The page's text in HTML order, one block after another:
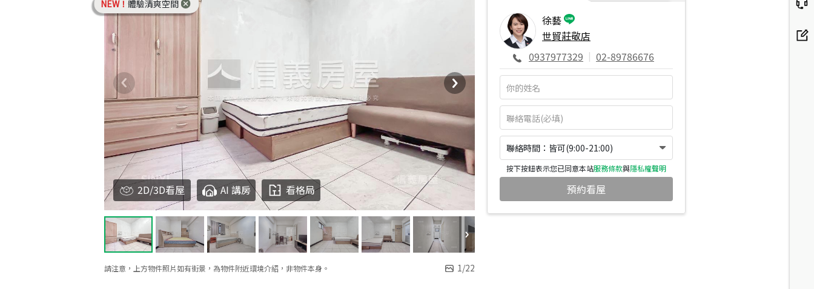
NEW！ 體驗清爽空間
請注意，上方物件照片如有街景，為物件附近環境介紹，非物件本身。 1/22
2D/3D看屋 AI 講房 看格局
徐藝
世貿莊敬店
0937977329 | 02-89786676
聯絡時間：皆可(9:00-21:00)
按下按鈕表示您已同意本站服務條款與隱私權聲明
預約看屋